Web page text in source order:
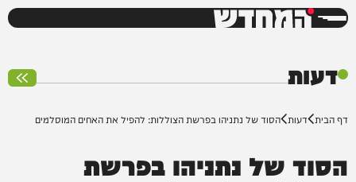
המחדש
דעות
דף הבית דעות הסוד של נתניהו בפרשת הצוללות: להפיל את האחים המוסלמים
הסוד של נתניהו בפרשת